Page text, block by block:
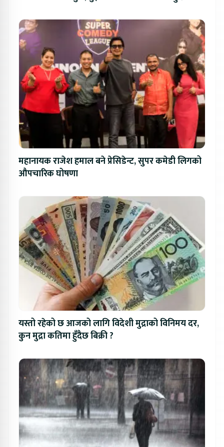
महानायक राजेश हमाल बने प्रेसिडेन्ट, सुपर कमेडी लिगको
औपचारिक घोषणा
यस्तो रहेको छ आजको लागि विदेशी मुद्राको विनिमय दर,
कुन मुद्रा कतिमा हुँदैछ बिक्री ?